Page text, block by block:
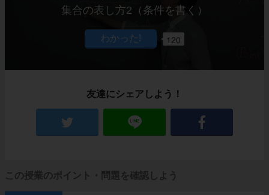
集合の表し方2（条件を書く）
120
友達にシェアしよう！
この授業のポイント・問題を確認しよう